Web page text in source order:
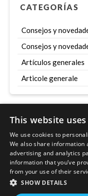
CATEGORÍAS
Consejos y
Consejos y
Artículos generales
Articole generale
This website
We use cookies to
We also share information
advertising and analytics
information that you’ve
from your use of their
SHOW DETAILS